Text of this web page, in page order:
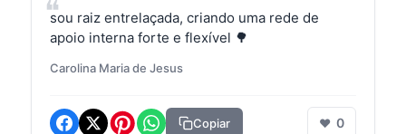
sou raiz entrelaçada, criando uma rede de
apoio interna forte e flexível 🌳
Carolina Maria de Jesus
Copiar ❤ 0